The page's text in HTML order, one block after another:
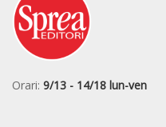
Orari: 9/13 - 14/18 lun-ven